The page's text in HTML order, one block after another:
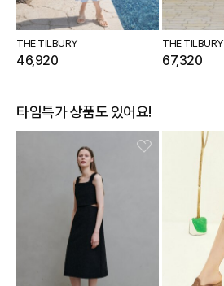
THE TILBURY
46,920
THE TILBURY
67,320
타임특가 상품도 있어요!